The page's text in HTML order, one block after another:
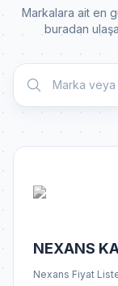
Markalara ait en
buradan
NEXANS
Nexans Fiyat